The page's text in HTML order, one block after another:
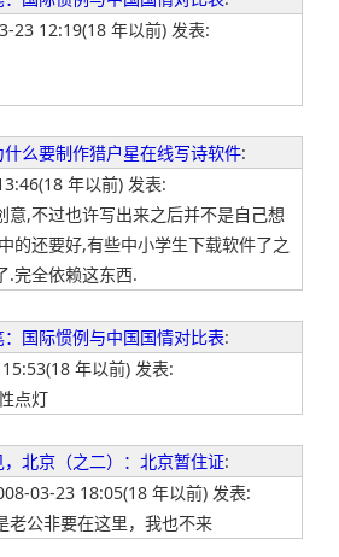
23 12:19(18 年以前) 发表:
什么要制作猎户星在线写诗软件:
年以前) 发表:
意,不过也许写出来之后并不是自己想
的还要好,有些中小学生下载软件了之
.完全依赖这东西.
：国际惯例与中国国情对比表:
年以前) 发表:
点灯
，北京（之二）：北京暂住证:
03-23 18:05(18 年以前) 发表:
老公非要在这里，我也不来